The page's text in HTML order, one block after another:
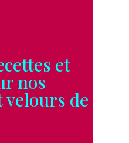
et
nos
de